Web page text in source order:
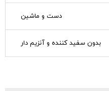
دست و ماشین
بدون سفید کننده و آنزیم دار